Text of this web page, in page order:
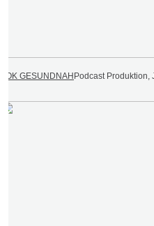
AOK GESUNDNAH Podcast Produktion,